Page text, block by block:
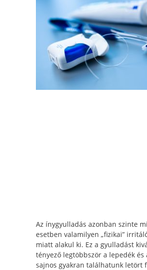
Az ínygyulladás azonban szinte
esetben valamilyen „fizikai”
miatt alakul ki. Ez a gyulladást
tényező legtöbbször a lepedék és
sajnos gyakran találhatunk letört